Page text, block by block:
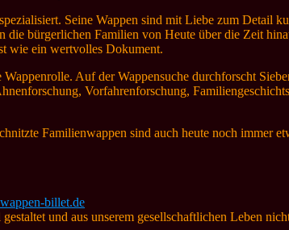
Seine Wappen sind mit Liebe zum Detail
bürgerlichen Familien von Heute über die Zeit
wie ein wertvolles Dokument.
Auf der Wappensuche durchforscht
Vorfahrenforschung,
Familienwappen sind auch heute noch immer
billet.de
und aus unserem gesellschaftlichen Leben